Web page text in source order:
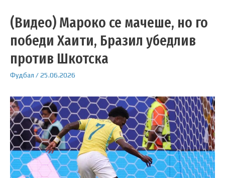
(Видео) Мароко се мачеше, но го
победи Хаити, Бразил убедлив
против Шкотска
Фудбал /25.06.2026